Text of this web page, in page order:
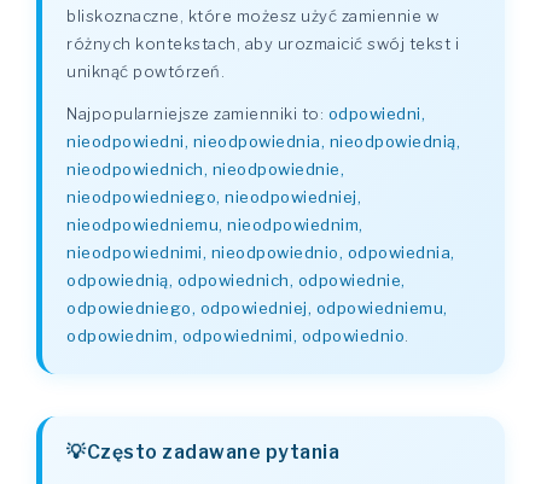
bliskoznaczne, które możesz użyć zamiennie w
różnych kontekstach, aby urozmaicić swój tekst i
uniknąć powtórzeń.
Najpopularniejsze zamienniki to: odpowiedni,
nieodpowiedni, nieodpowiednia, nieodpowiednią,
nieodpowiednich, nieodpowiednie,
nieodpowiedniego, nieodpowiedniej,
nieodpowiedniemu, nieodpowiednim,
nieodpowiednimi, nieodpowiednio, odpowiednia,
odpowiednią, odpowiednich, odpowiednie,
odpowiedniego, odpowiedniej, odpowiedniemu,
odpowiednim, odpowiednimi, odpowiednio.
Często zadawane pytania